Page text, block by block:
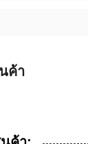
ค้า